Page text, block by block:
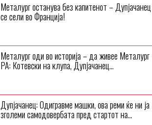
Металург останува без капитенот – Дупјачанец
се сели во Франција!
Металург оди во историја – да живее Металург
РА: Котевски на клупа, Дупјачанец...
Дупјачанец: Одигравме машки, ова реми ќе ни ја
зголеми самодовербата пред стартот на...